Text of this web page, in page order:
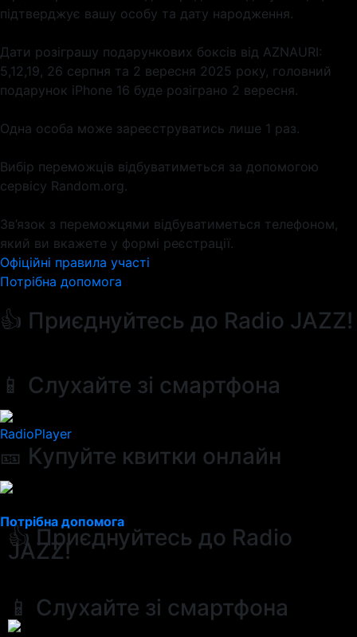
підтверджує вашу особу та дату народження.
Дати розіграшу подарункових боксів від AZNAURI:
5,12,19, 26 серпня та 2 вересня 2025 року, головний
подарунок iPhone 16 буде розіграно 2 вересня.
Одна особа може зареєструватись лише 1 раз.
Вибір переможців відбуватиметься за допомогою
сервісу Random.org.
Зв’язок з переможцями відбуватиметься телефоном,
який ви вкажете у формі реєстрації.
Офіційні правила участі
Потрібна допомога
👍 Приєднуйтесь до Radio JAZZ!
📱 Слухайте зі смартфона
RadioPlayer
🎫 Купуйте квитки онлайн
Потрібна допомога
👍 Приєднуйтесь до Radio
JAZZ!
📱 Слухайте зі смартфона